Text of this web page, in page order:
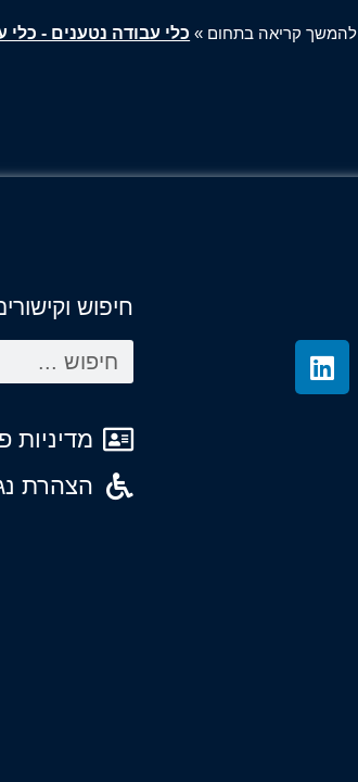
להמשך קריאה בתחום » כלי עבודה נטענים - כלי
חיפוש
מדיניות
הצהרת